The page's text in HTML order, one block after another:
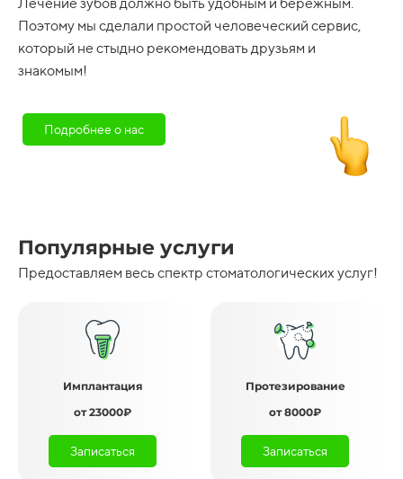
Поэтому мы сделали простой человеческий сервис,
который не стыдно рекомендовать друзьям и
знакомым!
Подробнее о нас
Популярные услуги
Предоставляем весь спектр стоматологических услуг!
Имплантация
от 23000₽
Записаться
Протезирование
от 8000₽
Записаться